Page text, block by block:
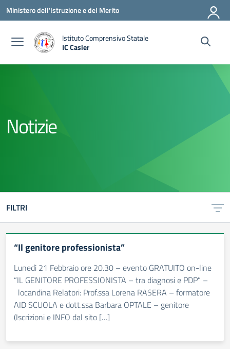
Vai ai contenuti
Vai al menu di navigazione
Vai al footer
Ministero dell'Istruzione e del Merito
Istituto Comprensivo Statale
IC Casier
Notizie
FILTRI
“Il genitore professionista”
Lunedì 21 Febbraio ore 20.30 – evento GRATUITO on-line
“IL GENITORE PROFESSIONISTA – tra diagnosi e PDP” –
locandina Relatori: Prof.ssa Lorena RASERA – formatore
AID SCUOLA e dott.ssa Barbara OPTALE – genitore
(Iscrizioni e INFO dal sito […]